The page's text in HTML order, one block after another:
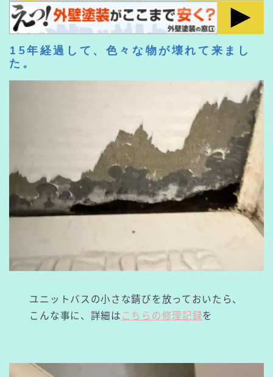
15年経過して、色々な物が壊れて来まし
た。
ユニットバスの小さな錆びを放っておいたら、
こんな事に、詳細は こちらの修理記録を